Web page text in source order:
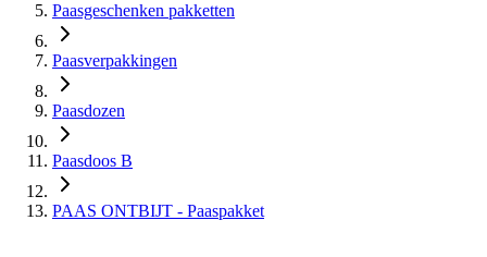
Paasgeschenken pakketten
Paasverpakkingen
Paasdozen
Paasdoos B
PAAS ONTBIJT - Paaspakket